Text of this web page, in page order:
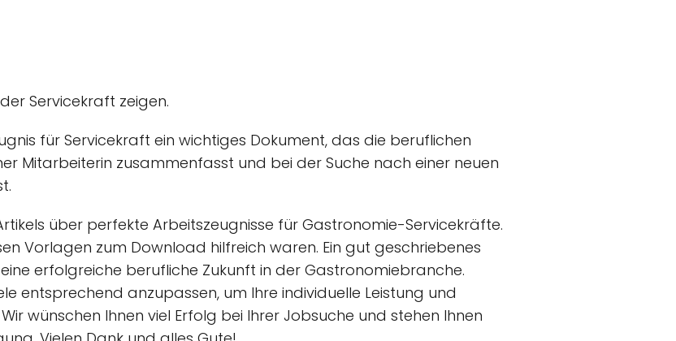
Servicekraft zeigen.
für Servicekraft ein wichtiges Dokument, das die beruflichen
Mitarbeiterin zusammenfasst und bei der Suche nach einer neuen
über perfekte Arbeitszeugnisse für Gastronomie-Servicekräfte.
Vorlagen zum Download hilfreich waren. Ein gut geschriebenes
erfolgreiche berufliche Zukunft in der Gastronomiebranche.
entsprechend anzupassen, um Ihre individuelle Leistung und
wünschen Ihnen viel Erfolg bei Ihrer Jobsuche und stehen Ihnen